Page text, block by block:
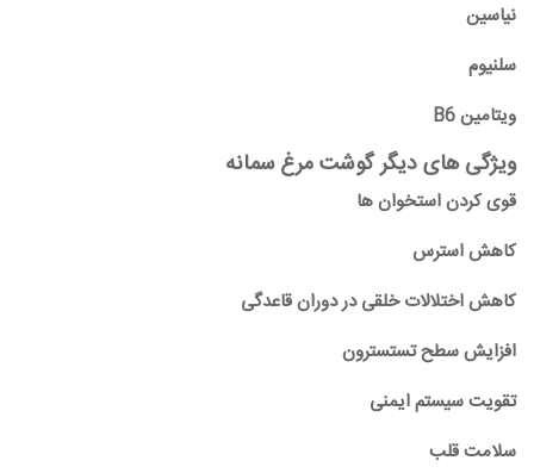
نیاسین
سلنیوم
ویتامین
ویژگی های دیگر گوشت مرغ سمانه
قوی کردن استخوان ها
کاهش استرس
کاهش اختلالات خلقی در دوران قاعدگی
افزایش سطح تستسترون
تقویت سیستم ایمنی
سلامت قلب